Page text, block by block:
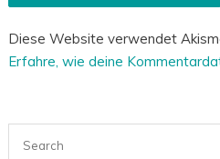
Diese Website verwendet
Erfahre, wie deine